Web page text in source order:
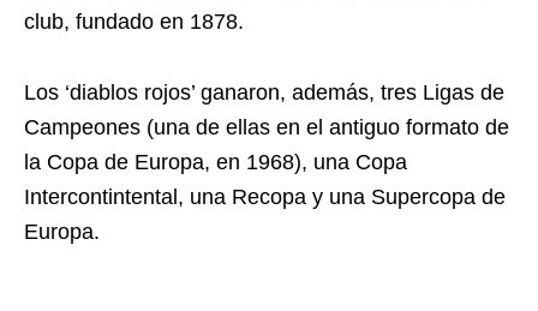
club, fundado en 1878.
Los ‘diablos rojos’ ganaron, además, tres Ligas de
Campeones (una de ellas en el antiguo formato de
la Copa de Europa, en 1968), una Copa
Intercontintental, una Recopa y una Supercopa de
Europa.